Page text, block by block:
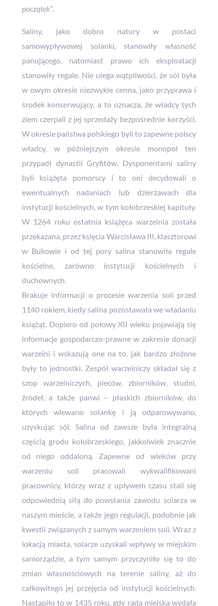
początek”.
Saliny, jako dobro natury w postaci
samowypływowej solanki, stanowiły własność
panującego, natomiast prawo ich eksploatacji
stanowiły regale. Nie ulega wątpliwości, że sól była
w owym okresie niezwykle cenna, jako przyprawa i
środek konserwujący, a to oznacza, że władcy tych
ziem czerpali z jej sprzedaży bezpośrednie korzyści.
W okresie państwa polskiego byli to zapewne polscy
władcy, w późniejszym okresie monopol ten
przypadł dynastii Gryfitów. Dysponentami saliny
byli książęta pomorscy i to oni decydowali o
ewentualnych nadaniach lub dzierżawach dla
instytucji kościelnych, w tym kołobrzeskiej kapituły.
W 1264 roku ostatnia książęca warzelnia została
przekazana, przez księcia Warcisława III, klasztorowi
w Bukowie i od tej pory salina stanowiła regale
kościelne, zarówno instytucji kościelnych i
duchownych.
Brakuje informacji o procesie warzenia soli przed
1140 rokiem, kiedy salina pozostawała we władaniu
książąt. Dopiero od połowy XII wieku pojawiają się
informacje gospodarczo-prawne w zakresie donacji
warzelni i wskazują one na to, jak bardzo złożone
były to jednostki. Zespół warzelniczy składał się z
szop warzelniczych, pieców, zbiorników, studni,
źródeł, a także panwi – płaskich zbiorników, do
których wlewano solankę i ją odparowywano,
uzyskując sól. Salina od zawsze była integralną
częścią grodu kołobrzeskiego, jakkolwiek znacznie
od niego oddaloną. Zapewne od wieków przy
warzeniu soli pracowali wykwalifikowani
pracownicy, którzy wraz z upływem czasu stali się
odpowiednią siłą do powstania zawodu solarza w
naszym mieście, a także jego regulacji, podobnie jak
kwestii związanych z samym warzeniem soli. Wraz z
lokacją miasta, solarze uzyskali wpływy w miejskim
samorządzie, a tym samym przyczyniło się to do
zmian własnościowych na terenie saliny, aż do
całkowitego jej przejęcia od instytucji kościelnych.
Nastąpiło to w 1435 roku, gdy rada miejska wydała